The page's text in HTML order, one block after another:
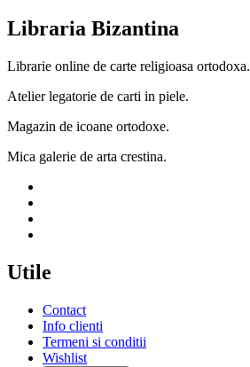
Libraria Bizantina
Librarie online de carte religioasa ortodoxa.
Atelier legatorie de carti in piele.
Magazin de icoane ortodoxe.
Mica galerie de arta crestina.
Utile
Contact
Info clienti
Termeni si conditii
Wishlist